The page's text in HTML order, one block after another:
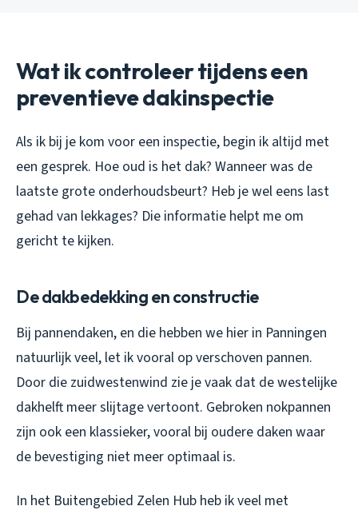
Wat ik controleer tijdens een
preventieve dakinspectie
Als ik bij je kom voor een inspectie, begin ik altijd met
een gesprek. Hoe oud is het dak? Wanneer was de
laatste grote onderhoudsbeurt? Heb je wel eens last
gehad van lekkages? Die informatie helpt me om
gericht te kijken.
De dakbedekking en constructie
Bij pannendaken, en die hebben we hier in Panningen
natuurlijk veel, let ik vooral op verschoven pannen.
Door die zuidwestenwind zie je vaak dat de westelijke
dakhelft meer slijtage vertoont. Gebroken nokpannen
zijn ook een klassieker, vooral bij oudere daken waar
de bevestiging niet meer optimaal is.
In het Buitengebied Zelen Hub heb ik veel met